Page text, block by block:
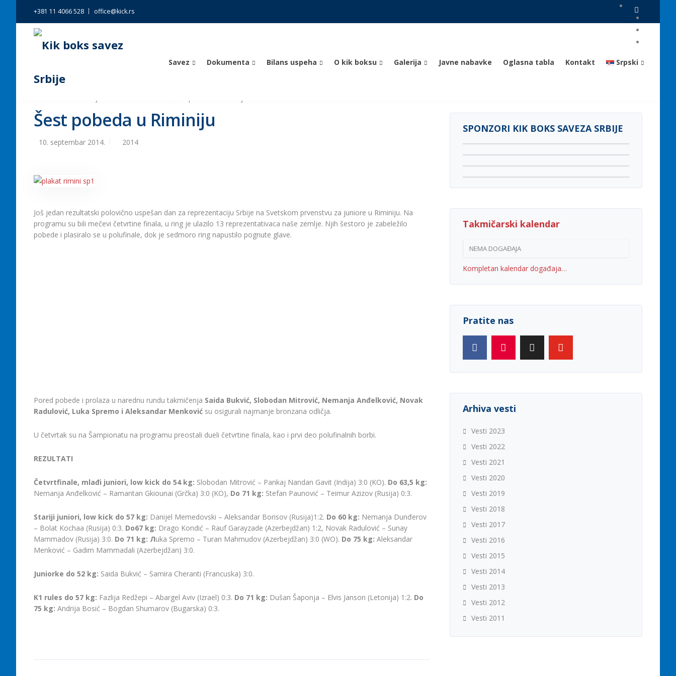
+381 11 4066 528 office@kick.rs
Savez Dokumenta Bilans uspeha O kik boksu Galerija Javne nabavke Oglasna tabla Kontakt Srpski
Šest pobeda u Riminiju
10. septembar 2014. 2014
Još jedan rezultatski polovično uspešan dan za reprezentaciju Srbije na Svetskom prvenstvu za juniore u Riminiju. Na
programu su bili mečevi četvrtine finala, u ring je ulazilo 13 reprezentativaca naše zemlje. Njih šestoro je zabeležilo
pobede i plasiralo se u polufinale, dok je sedmoro ring napustilo pognute glave.
Pored pobede i prolaza u narednu rundu takmičenja Saida Bukvić, Slobodan Mitrović, Nemanja Anđelković, Novak
Radulović, Luka Spremo i Aleksandar Menković su osigurali najmanje bronzana odličja.
U četvrtak su na Šampionatu na programu preostali dueli četvrtine finala, kao i prvi deo polufinalnih borbi.
REZULTATI
Četvrtfinale, mlađi juniori, low kick do 54 kg: Slobodan Mitrović – Pankaj Nandan Gavit (Indija) 3:0 (KO). Do 63,5 kg:
Nemanja Anđelković – Ramantan Gkiounai (Grčka) 3:0 (KO), Do 71 kg: Stefan Paunović – Teimur Azizov (Rusija) 0:3.
Stariji juniori, low kick do 57 kg: Danijel Memedovski – Aleksandar Borisov (Rusija)1:2. Do 60 kg: Nemanja Dunđerov
– Bolat Kochaa (Rusija) 0:3. Dо67 kg: Drago Kondić – Rauf Garayzade (Azerbejdžan) 1:2, Novak Radulović – Sunay
Mammadov (Rusija) 3:0. Do 71 kg: Лuka Spremo – Turan Mahmudov (Azerbejdžan) 3:0 (WO). Do 75 kg: Aleksandar
Menković – Gadim Mammadali (Azerbejdžan) 3:0.
Juniorke do 52 kg: Saida Bukvić – Samira Cheranti (Francuska) 3:0.
K1 rules do 57 kg: Fazlija Redžepi – Abargel Aviv (Izrael) 0:3. Do 71 kg: Dušan Šaponja – Elvis Janson (Letonija) 1:2. Do
75 kg: Andrija Bosić – Bogdan Shumarov (Bugarska) 0:3.
SPONZORI KIK BOKS SAVEZA SRBIJE
Takmičarski kalendar
NEMA DOGAĐAJA
Kompletan kalendar događaja…
Pratite nas
Arhiva vesti
Vesti 2023
Vesti 2022
Vesti 2021
Vesti 2020
Vesti 2019
Vesti 2018
Vesti 2017
Vesti 2016
Vesti 2015
Vesti 2014
Vesti 2013
Vesti 2012
Vesti 2011